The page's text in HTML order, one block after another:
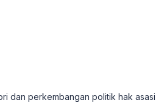
dan perkembangan politik hak asasi